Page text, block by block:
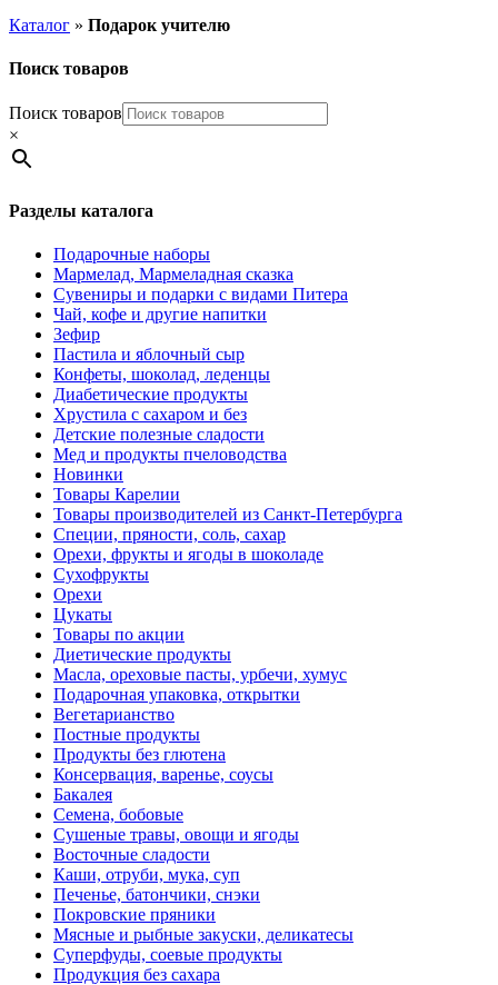
Каталог » Подарок учителю
Поиск товаров
Поиск товаров
×
Разделы каталога
Подарочные наборы
Мармелад, Мармеладная сказка
Сувениры и подарки с видами Питера
Чай, кофе и другие напитки
Зефир
Пастила и яблочный сыр
Конфеты, шоколад, леденцы
Диабетические продукты
Хрустила с сахаром и без
Детские полезные сладости
Мед и продукты пчеловодства
Новинки
Товары Карелии
Товары производителей из Санкт-Петербурга
Специи, пряности, соль, сахар
Орехи, фрукты и ягоды в шоколаде
Сухофрукты
Орехи
Цукаты
Товары по акции
Диетические продукты
Масла, ореховые пасты, урбечи, хумус
Подарочная упаковка, открытки
Вегетарианство
Постные продукты
Продукты без глютена
Консервация, варенье, соусы
Бакалея
Семена, бобовые
Сушеные травы, овощи и ягоды
Восточные сладости
Каши, отруби, мука, суп
Печенье, батончики, снэки
Покровские пряники
Мясные и рыбные закуски, деликатесы
Суперфуды, соевые продукты
Продукция без сахара